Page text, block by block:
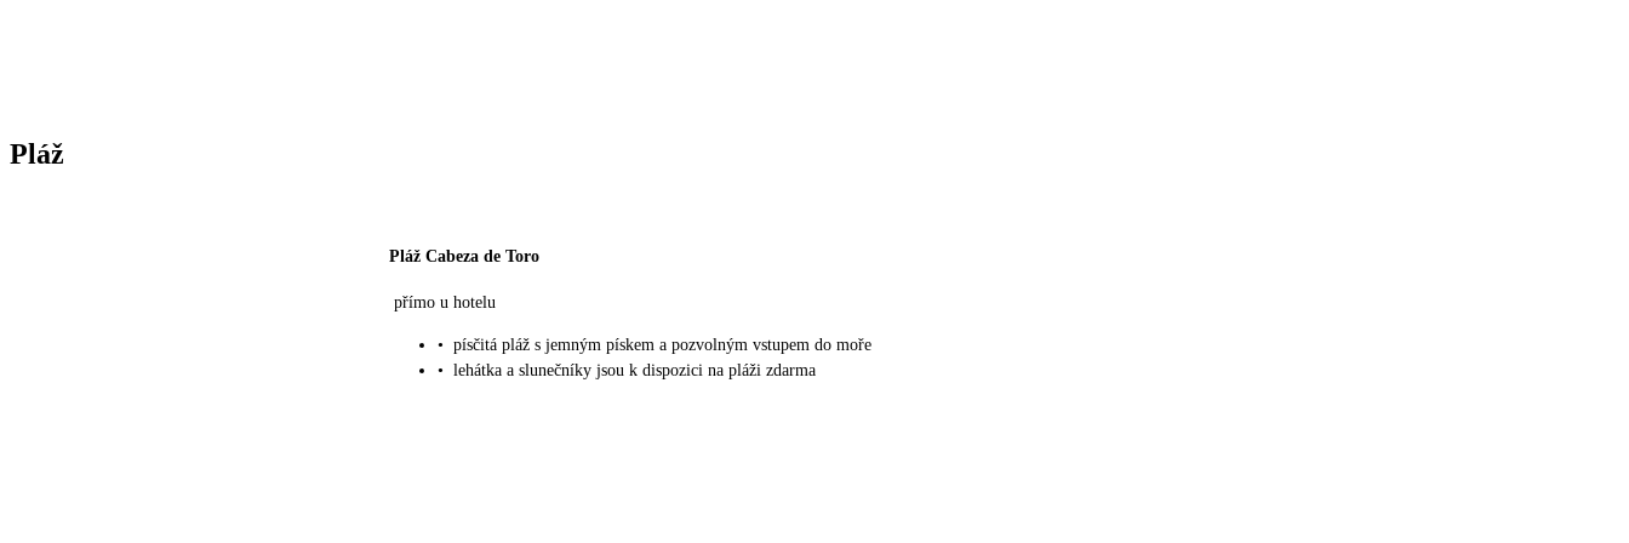
Pláž
Pláž Cabeza de Toro
přímo u hotelu
• písčitá pláž s jemným pískem a pozvolným vstupem do moře
• lehátka a slunečníky jsou k dispozici na pláži zdarma